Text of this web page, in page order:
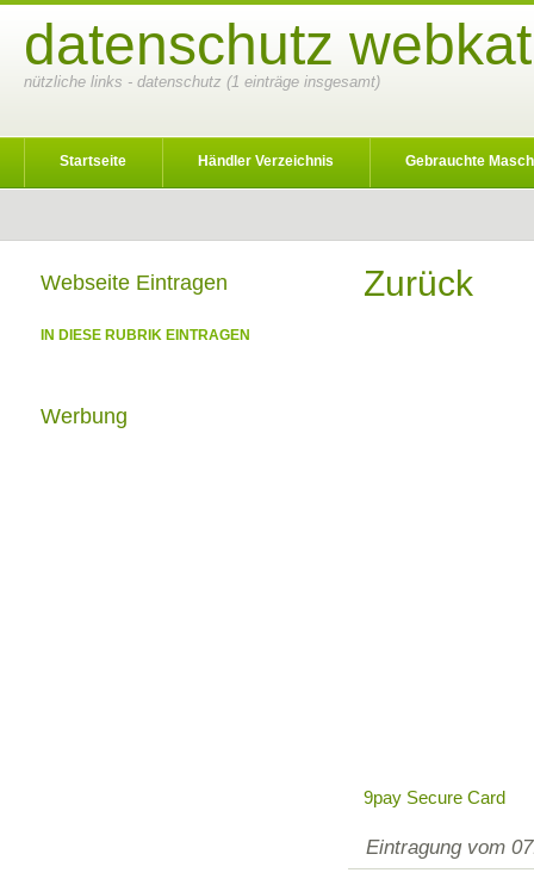
datenschutz
nützliche links - datenschutz (1 einträge insgesamt)
Startseite Händler Verzeichnis Gebrauchte
Zurück
9pay Secure Card
Eintragung vom
Webseite Eintragen
IN DIESE RUBRIK EINTRAGEN
Werbung